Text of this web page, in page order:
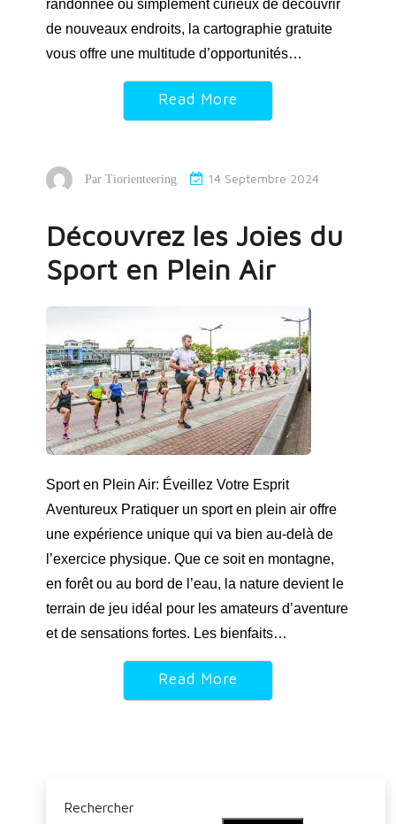
randonnée ou simplement curieux de découvrir
de nouveaux endroits, la cartographie gratuite
vous offre une multitude d’opportunités…
Read More
Par Tiorienteering 14 Septembre 2024
Découvrez les Joies du
Sport en Plein Air
Sport en Plein Air: Éveillez Votre Esprit
Aventureux Pratiquer un sport en plein air offre
une expérience unique qui va bien au-delà de
l’exercice physique. Que ce soit en montagne,
en forêt ou au bord de l’eau, la nature devient le
terrain de jeu idéal pour les amateurs d’aventure
et de sensations fortes. Les bienfaits…
Read More
Rechercher